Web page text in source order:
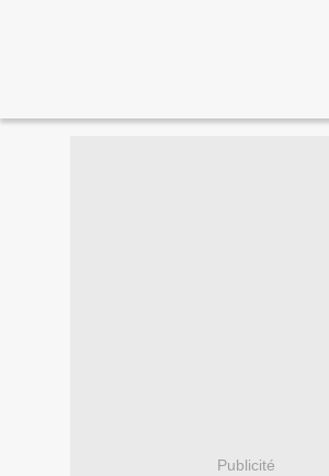
Publicité